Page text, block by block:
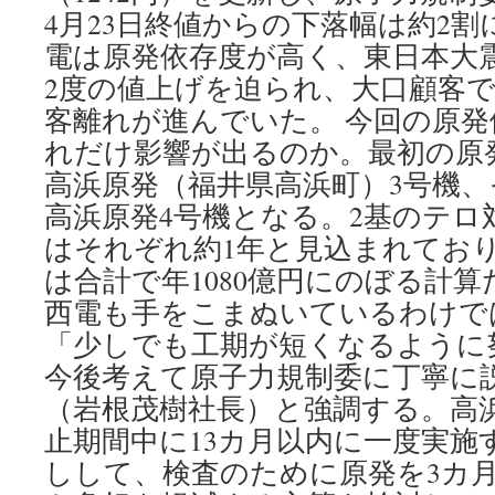
4月23日終値からの下落幅は約2
電は原発依存度が高く、東日本大
2度の値上げを迫られ、大口顧客
客離れが進んでいた。 今回の原
れだけ影響が出るのか。最初の原
高浜原発（福井県高浜町）3号機
高浜原発4号機となる。2基のテ
はそれぞれ約1年と見込まれてお
は合計で年1080億円にのぼる計
西電も手をこまぬいているわけ
「少しでも工期が短くなるよう
今後考えて原子力規制委に丁寧に
（岩根茂樹社長）と強調する。
止期間中に13カ月以内に一度実施
しして、検査のために原発を3カ